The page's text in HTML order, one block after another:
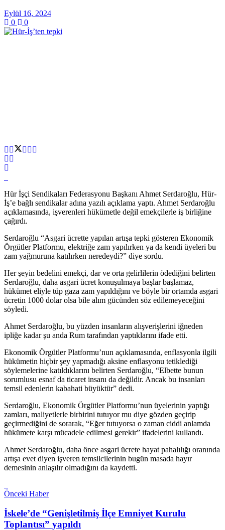
Eylül 16, 2024
0
0
Hür İşçi Sendikaları Federasyonu Başkanı Ahmet Serdaroğlu, Hür-
İş’e bağlı sendikalar adına yazılı açıklama yaptı. Ahmet Serdaroğlu
açıklamasında, işverenleri hükümetle değil emekçilerle iş birliğine
çağırdı.
Serdaroğlu “Asgari ücrette yapılan artışa tepki gösteren Ekonomik
Örgütler Platformu, elektriğe zam yapılırken ya da kendi üyeleri bu
zam yağmuruna katılırken neredeydi?” diye sordu.
Her şeyin bedelini emekçi, dar ve orta gelirlilerin ödediğini belirten
Serdaroğlu, daha asgari ücret konuşulmaya başlar başlamaz,
hükümet eliyle tüp gaza zam yapıldığını ve böyle bir ortamda asgari
ücretin 1000 dolar olsa bile alım gücünden söz edilemeyeceğini
söyledi.
Ahmet Serdaroğlu, bu yüzden insanların alışverişlerini iğneden
ipliğe kadar şu anda Rum tarafından yaptıklarını ifade etti.
Ekonomik Örgütler Platformu’nun açıklamasında, enflasyonla ilgili
hükümetin hiçbir şey yapmadığı aksine enflasyonu tetiklediği
söylemelerine katıldıklarını belirten Serdaroğlu, “Elbette bunun
sorumlusu esnaf da ticaret insanı da değildir. Ancak bu insanları
temsil edenlerin kabahati büyüktür” dedi.
Serdaroğlu, Ekonomik Örgütler Platformu’nun üyelerinin yaptığı
zamları, maliyetlerle birbirini tutuyor mu diye gözden geçirip
geçirmediğini de sorarak, “Eğer tutuyorsa o zaman ciddi anlamda
hükümete karşı mücadele edilmesi gerekir” ifadelerini kullandı.
Ahmet Serdaroğlu, daha önce asgari ücrete hayat pahalılığı oranında
artışa evet diyen işveren temsilcilerinin bugün masada hayır
demesinin anlaşılır olmadığını da kaydetti.
Önceki Haber
İskele’de “Genişletilmiş İlçe Emniyet Kurulu
Toplantısı” yapıldı